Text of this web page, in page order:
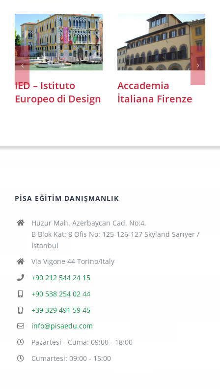
IED – Istituto
Europeo di Design
Accademia
İtaliana Firenze
PISA EĞITIM DANIŞMANLIK
Huzur Mah. Azerbaycan Cad. No:4,
B Blok Kat: 8 Ofis No: 125-126-127 Skyland Sarıyer /
İstanbul
Via Vigone 44 Torino/Italy
+90 212 544 24 15
+90 538 254 02 44
+39 329 491 59 45
info@pisaedu.com
Pazartesi - Cuma: 09:00 - 18:00
Cumartesi: 09:00 - 15:00